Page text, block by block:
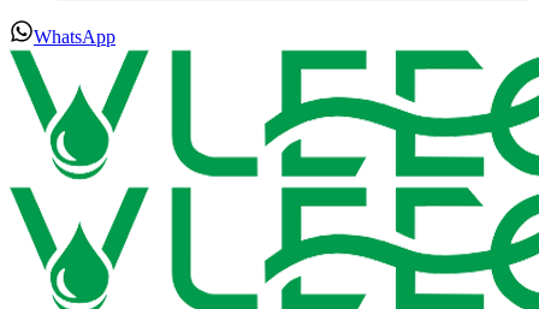
WhatsApp